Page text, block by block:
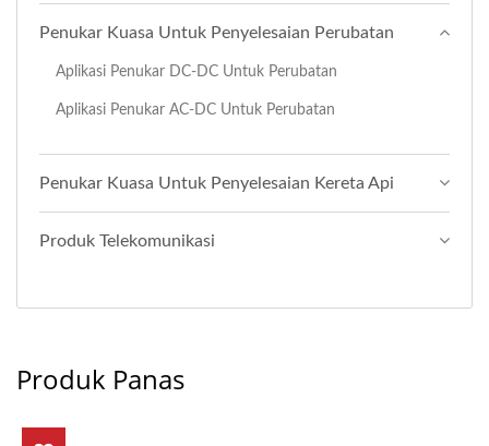
Penukar Kuasa Untuk Penyelesaian Perubatan
Aplikasi Penukar DC-DC Untuk Perubatan
Aplikasi Penukar AC-DC Untuk Perubatan
Penukar Kuasa Untuk Penyelesaian Kereta Api
Produk Telekomunikasi
Produk Panas